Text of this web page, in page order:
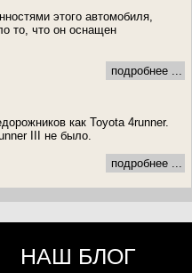
этого автомобиля,
то, что он оснащен
подробнее ...
как Toyota 4runner.
III не было.
подробнее ...
НАШ БЛОГ